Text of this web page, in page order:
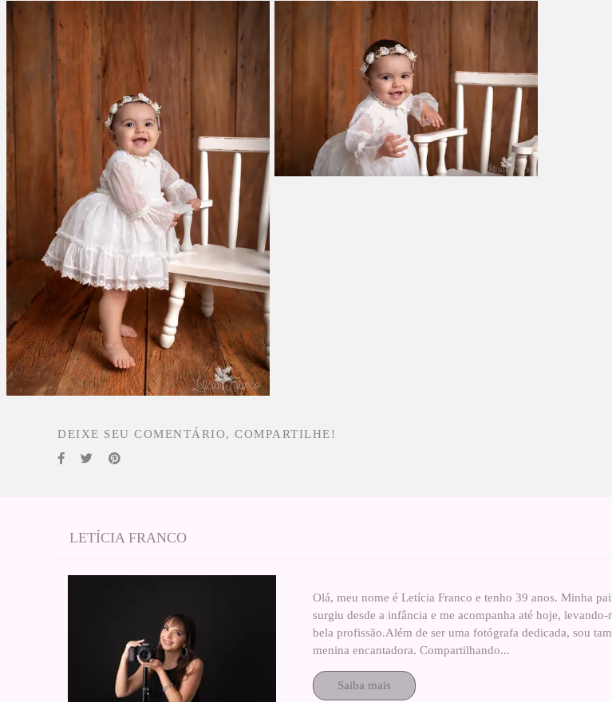
DEIXE SEU COMENTÁRIO, COMPARTILHE!
LETÍCIA FRANCO
Olá, meu nome é Letícia Franco e tenho 39 anos. Minha
surgiu desde a infância e me acompanha até hoje, levando-
bela profissão.Além de ser uma fotógrafa dedicada, sou
menina encantadora. Compartilhando...
Saiba mais